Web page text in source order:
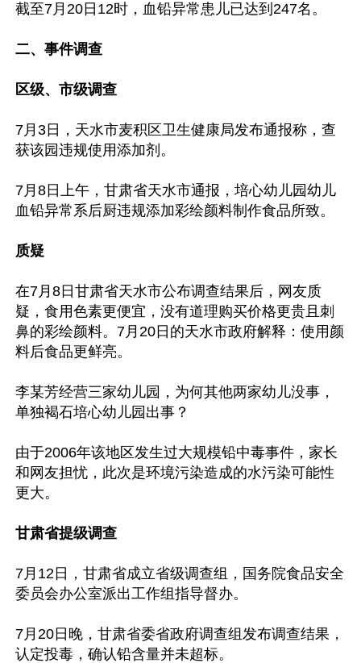
截至7月20日12时，血铅异常患儿已达到247名。
二、事件调查
区级、市级调查
7月3日，天水市麦积区卫生健康局发布通报称，查
获该园违规使用添加剂。
7月8日上午，甘肃省天水市通报，培心幼儿园幼儿
血铅异常系后厨违规添加彩绘颜料制作食品所致。
质疑
在7月8日甘肃省天水市公布调查结果后，网友质
疑，食用色素更便宜，没有道理购买价格更贵且刺
鼻的彩绘颜料。7月20日的天水市政府解释：使用颜
料后食品更鲜亮。
李某芳经营三家幼儿园，为何其他两家幼儿没事，
单独褐石培心幼儿园出事？
由于2006年该地区发生过大规模铅中毒事件，家长
和网友担忧，此次是环境污染造成的水污染可能性
更大。
甘肃省提级调查
7月12日，甘肃省成立省级调查组，国务院食品安全
委员会办公室派出工作组指导督办。
7月20日晚，甘肃省委省政府调查组发布调查结果，
认定投毒，确认铅含量并未超标。